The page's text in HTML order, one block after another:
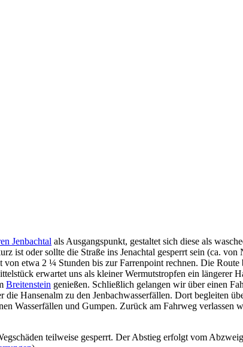
Jenbachtal als Ausgangspunkt, gestaltet sich diese als
ist oder sollte die Straße ins Jenachtal gesperrt sein (ca.
etwa 2 ¼ Stunden bis zur Farrenpoint rechnen. Die
erwartet uns als kleiner Wermutstropfen ein längerer
Breitenstein genießen. Schließlich gelangen wir über einen
Hansenalm zu den Jenbachwasserfällen. Dort begleiten
Wasserfällen und Gumpen. Zurück am Fahrweg verlassen
teilweise gesperrt. Der Abstieg erfolgt vom